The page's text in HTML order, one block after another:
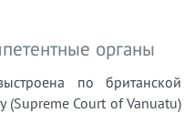
органы
по британской
(Supreme Court of Vanuatu)